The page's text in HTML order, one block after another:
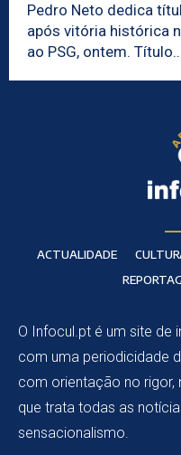
Pedro Neto dedica
após vitória histórica
ao PSG, ontem.
ACTUALIDADE
O Infocul.pt é um site de
com uma periodicidade
com orientação no rigor,
que trata todas as
sensacionalismo.